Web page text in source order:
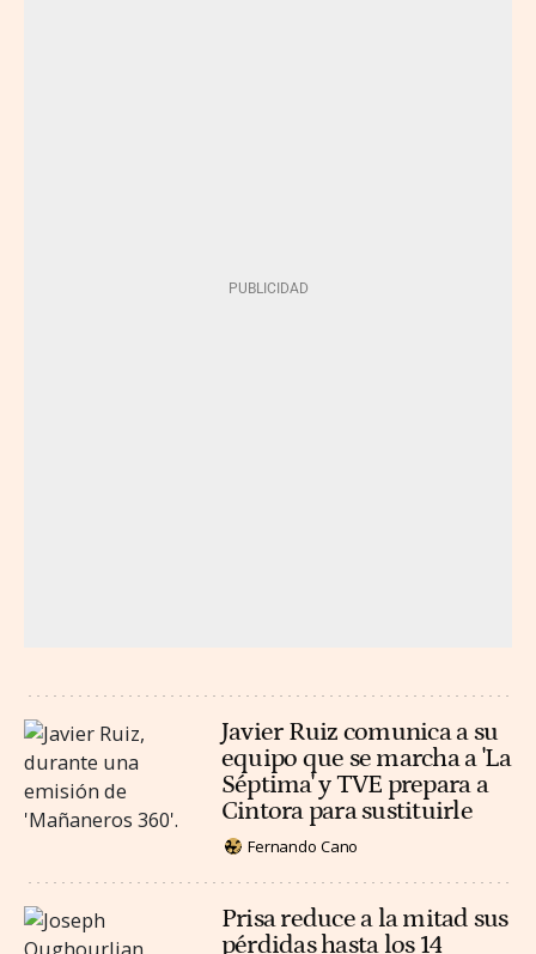
Javier Ruiz comunica a su
equipo que se marcha a 'La
Séptima' y TVE prepara a
Cintora para sustituirle
Fernando Cano
Prisa reduce a la mitad sus
pérdidas hasta los 14